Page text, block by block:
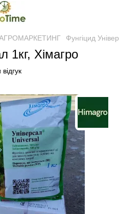
Фунгіцид
1кг, Хімагро